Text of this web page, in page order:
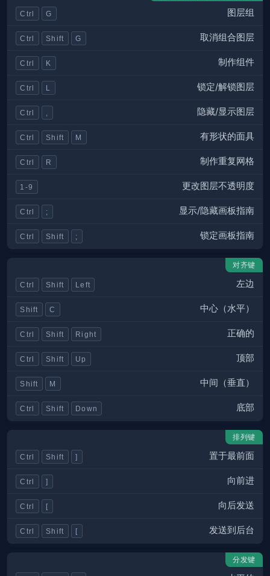
Ctrl G 图层组
Ctrl Shift G 取消组合图层
Ctrl K 制作组件
Ctrl L 锁定/解锁图层
Ctrl 隐藏/显示图层
Ctrl Shift M 有形状的面具
Ctrl R 制作重复网格
1-9 更改图层不透明度
Ctrl ; 显示/隐藏画板指南
Ctrl Shift ; 锁定画板指南
对齐键
Ctrl Shift Left 左边
Shift C 中心（水平）
Ctrl Shift Right 正确的
Ctrl Shift Up 顶部
Shift M 中间（垂直）
Ctrl Shift Down 底部
排列键
Ctrl Shift ] 置于最前面
Ctrl ] 向前进
Ctrl [ 向后发送
Ctrl Shift [ 发送到后台
分发键